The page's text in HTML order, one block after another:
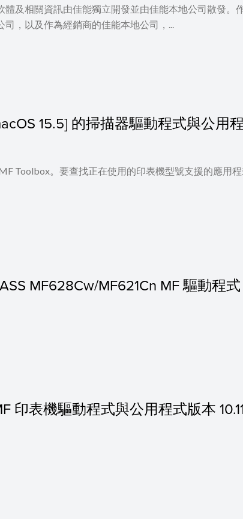
及相關資訊由佳能獨立開發並由佳能本地公司散發。
，以及作為經銷商的佳能本地公司，...
15.5] 的掃描器驅動程式與公用
Toolbox。要查找正在使用的印表機型號支援的應用
MF628Cw/MF621Cn MF 驅動程式
印表機驅動程式與公用程式版本